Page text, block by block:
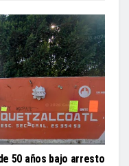
50 años bajo arresto